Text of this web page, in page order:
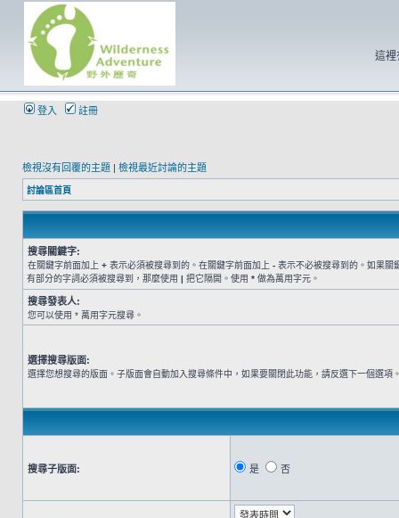
這裡
登入 註冊
檢視沒有回覆的主題 | 檢視最近討論的主題
討論區首頁
搜尋關鍵字:
在關鍵字前面加上 + 表示必須被搜尋到的。在關鍵字前面加上 - 表示不必被搜尋到的。如果關
有部分的字詞必須被搜尋到，那麼使用 | 把它隔開。使用 * 做為萬用字元。
搜尋發表人:
您可以使用 * 萬用字元搜尋。
選擇搜尋版面:
選擇您想搜尋的版面。子版面會自動加入搜尋條件中，如果要關閉此功能，請反選下一個選項
搜尋子版面: 是 否